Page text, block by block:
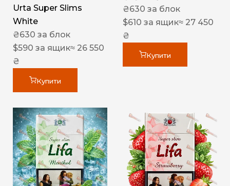
Urta Super Slims
White
₴630 за блок
$590 за ящик≈ 26 550
₴
Купити
₴630 за блок
$610 за ящик≈ 27 450
₴
Купити